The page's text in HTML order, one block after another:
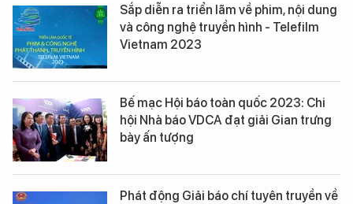
Sắp diễn ra triển lãm về phim, nội dung
và công nghệ truyền hình - Telefilm
Vietnam 2023
Bế mạc Hội báo toàn quốc 2023: Chi
hội Nhà báo VDCA đạt giải Gian trưng
bày ấn tượng
Phát động Giải báo chí tuyên truyền về